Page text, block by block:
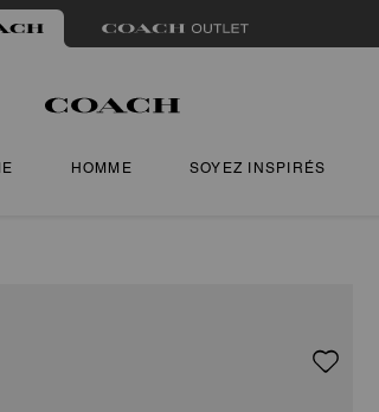
HOMME SOYEZ INSPIRÉS